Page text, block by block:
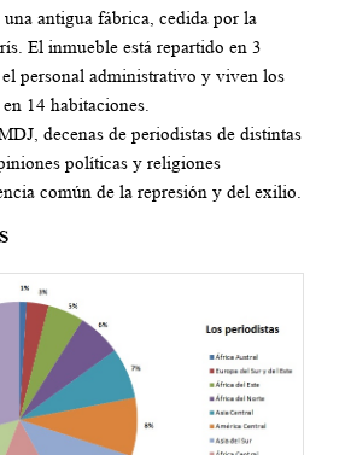
antigua fábrica, cedida por la
El inmueble está repartido en 3
personal administrativo y viven los
14 habitaciones.
decenas de periodistas de distintas
políticas y religiones
común de la represión y del exilio.